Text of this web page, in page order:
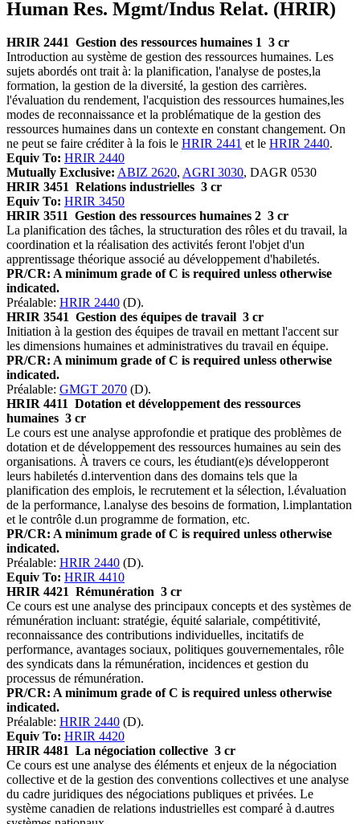
Human Res. Mgmt/Indus Relat. (HRIR)
HRIR 2441 Gestion des ressources humaines 1 3 cr
Introduction au système de gestion des ressources humaines. Les
sujets abordés ont trait à: la planification, l'analyse de postes,la
formation, la gestion de la diversité, la gestion des carrières.
l'évaluation du rendement, l'acquistion des ressources humaines,les
modes de reconnaissance et la problématique de la gestion des
ressources humaines dans un contexte en constant changement. On
ne peut se faire créditer à la fois le HRIR 2441 et le HRIR 2440.
Equiv To: HRIR 2440
Mutually Exclusive: ABIZ 2620, AGRI 3030, DAGR 0530
HRIR 3451 Relations industrielles 3 cr
Equiv To: HRIR 3450
HRIR 3511 Gestion des ressources humaines 2 3 cr
La planification des tâches, la structuration des rôles et du travail, la
coordination et la réalisation des activités feront l'objet d'un
apprentissage théorique associé au développement d'habiletés.
PR/CR: A minimum grade of C is required unless otherwise
indicated.
Préalable: HRIR 2440 (D).
HRIR 3541 Gestion des équipes de travail 3 cr
Initiation à la gestion des équipes de travail en mettant l'accent sur
les dimensions humaines et administratives du travail en équipe.
PR/CR: A minimum grade of C is required unless otherwise
indicated.
Préalable: GMGT 2070 (D).
HRIR 4411 Dotation et développement des ressources
humaines 3 cr
Le cours est une analyse approfondie et pratique des problèmes de
dotation et de développement des ressources humaines au sein des
organisations. À travers ce cours, les étudiant(e)s développeront
leurs habiletés d.intervention dans des domains tels que la
planification des emplois, le recrutement et la sélection, l.évaluation
de la performance, l.analyse des besoins de formation, l.implantation
et le contrôle d.un programme de formation, etc.
PR/CR: A minimum grade of C is required unless otherwise
indicated.
Préalable: HRIR 2440 (D).
Equiv To: HRIR 4410
HRIR 4421 Rémunération 3 cr
Ce cours est une analyse des principaux concepts et des systèmes de
rémunération incluant: stratégie, équité salariale, compétitivité,
reconnaissance des contributions individuelles, incitatifs de
performance, avantages sociaux, politiques gouvernementales, rôle
des syndicats dans la rémunération, incidences et gestion du
processus de rémunération.
PR/CR: A minimum grade of C is required unless otherwise
indicated.
Préalable: HRIR 2440 (D).
Equiv To: HRIR 4420
HRIR 4481 La négociation collective 3 cr
Ce cours est une analyse des éléments et enjeux de la négociation
collective et de la gestion des conventions collectives et une analyse
du cadre juridiques des négociations publiques et privées. Le
système canadien de relations industrielles est comparé à d.autres